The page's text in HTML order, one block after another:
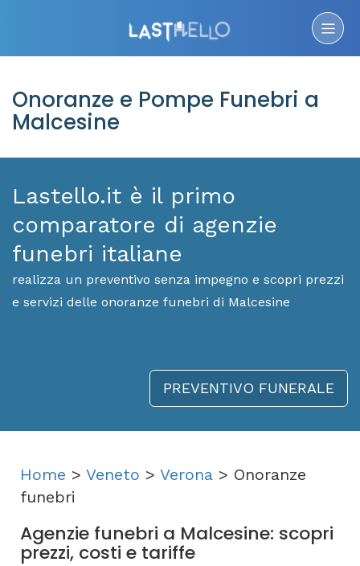
Onoranze e Pompe Funebri a
Malcesine
Lastello.it è il primo
comparatore di agenzie
funebri italiane
realizza un preventivo senza impegno e scopri prezzi
e servizi delle onoranze funebri di Malcesine
PREVENTIVO FUNERALE
Home > Veneto > Verona > Onoranze
funebri
Agenzie funebri a Malcesine: scopri
prezzi, costi e tariffe